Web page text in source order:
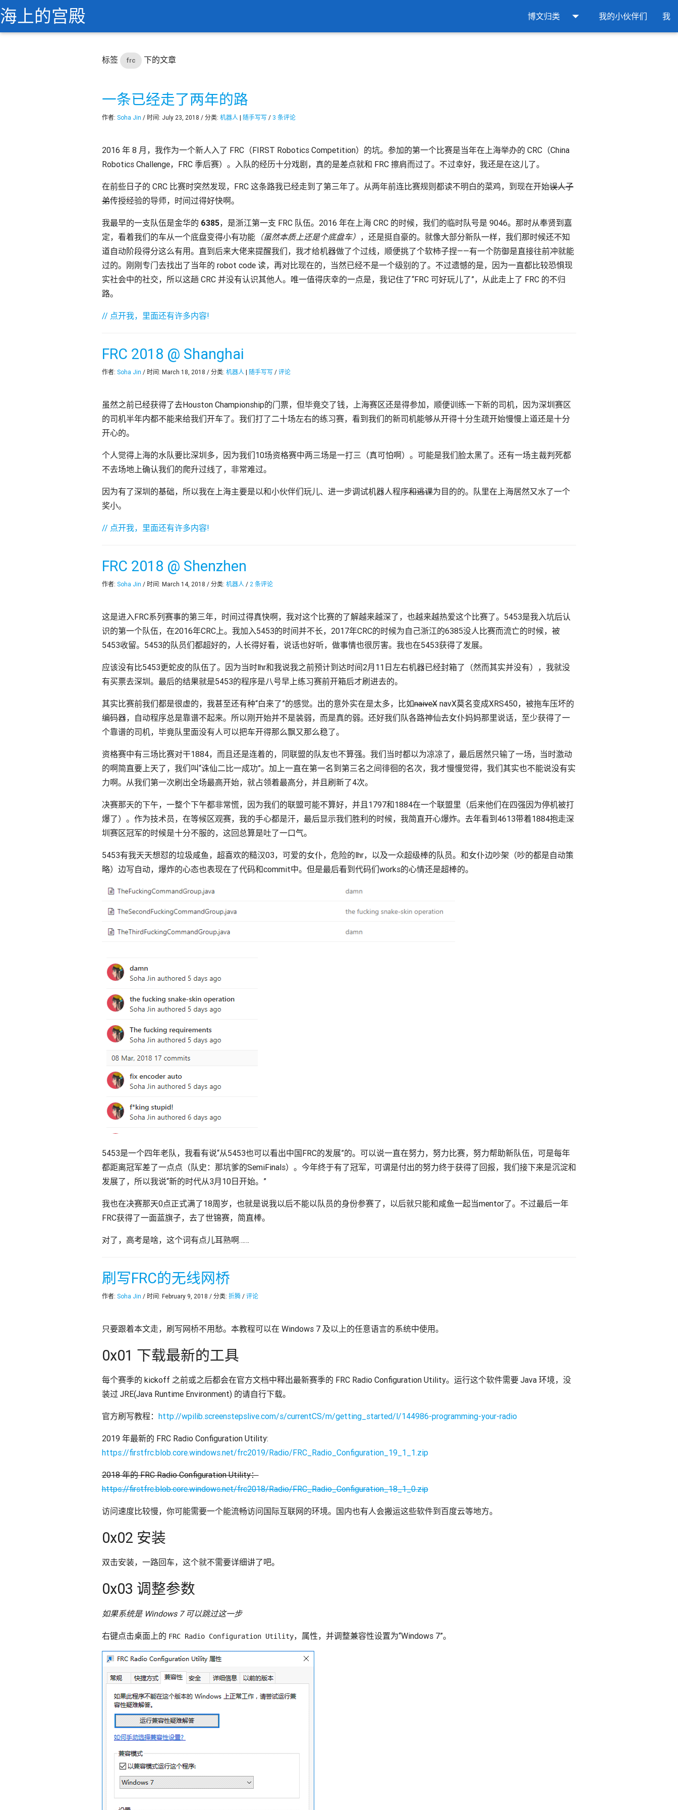
海上的宫殿 博文归类 arrow_drop_down 我的小伙伴们 我
标签 frc 下的文章
一条已经走了两年的路
作者: Soha Jin / 时间: July 23, 2018 / 分类: 机器人| 随手写写 / 3 条评论
2016 年 8 月，我作为一个新人入了 FRC（FIRST Robotics Competition）的坑。参加的第一个比赛是当年在上海举办的 CRC（China
Robotics Challenge，FRC 季后赛）。入队的经历十分戏剧，真的是差点就和 FRC 擦肩而过了。不过幸好，我还是在这儿了。
在前些日子的 CRC 比赛时突然发现，FRC 这条路我已经走到了第三年了。从两年前连比赛规则都读不明白的菜鸡，到现在开始误人子
弟传授经验的导师，时间过得好快啊。
我最早的一支队伍是金华的 6385，是浙江第一支 FRC 队伍。2016 年在上海 CRC 的时候，我们的临时队号是 9046。那时从奉贤到嘉
定，看着我们的车从一个底盘变得小有功能（虽然本质上还是个底盘车） ，还是挺自豪的。就像大部分新队一样，我们那时候还不知
道自动阶段得分这么有用。直到后来大佬来提醒我们，我才给机器做了个过线，顺便挑了个软柿子捏——有一个防御是直接往前冲就能
过的。刚刚专门去找出了当年的 robot code 读，再对比现在的，当然已经不是一个级别的了。不过遗憾的是，因为一直都比较恐惧现
实社会中的社交，所以这趟 CRC 并没有认识其他人。唯一值得庆幸的一点是，我记住了“FRC 可好玩儿了”，从此走上了 FRC 的不归
路。
// 点开我，里面还有许多内容!
FRC 2018 @ Shanghai
作者: Soha Jin / 时间: March 18, 2018 / 分类: 机器人| 随手写写 / 评论
虽然之前已经获得了去Houston Championship的门票，但毕竟交了钱，上海赛区还是得参加，顺便训练一下新的司机，因为深圳赛区
的司机半年内都不能来给我们开车了。我们打了二十场左右的练习赛，看到我们的新司机能够从开得十分生疏开始慢慢上道还是十分
开心的。
个人觉得上海的水队要比深圳多，因为我们10场资格赛中两三场是一打三（真可怕啊）。可能是我们脸太黑了。还有一场主裁判死都
不去场地上确认我们的爬升过线了，非常难过。
因为有了深圳的基础，所以我在上海主要是以和小伙伴们玩儿、进一步调试机器人程序和逃课为目的的。队里在上海居然又水了一个
奖小。
// 点开我，里面还有许多内容!
FRC 2018 @ Shenzhen
作者: Soha Jin / 时间: March 14, 2018 / 分类: 机器人/ 2 条评论
这是进入FRC系列赛事的第三年，时间过得真快啊，我对这个比赛的了解越来越深了，也越来越热爱这个比赛了。5453是我入坑后认
识的第一个队伍，在2016年CRC上。我加入5453的时间并不长，2017年CRC的时候为自己浙江的6385没人比赛而流亡的时候，被
5453收留。5453的队员们都超好的，人长得好看，说话也好听，做事情也很厉害。我也在5453获得了发展。
应该没有比5453更蛇皮的队伍了。因为当时lhr和我说我之前预计到达时间2月11日左右机器已经封箱了（然而其实并没有），我就没
有买票去深圳。最后的结果就是5453的程序是八号早上练习赛前开箱后才刷进去的。
其实比赛前我们都是很虚的，我甚至还有种“白来了”的感觉。出的意外实在是太多，比如naiveXnavX莫名变成XRS450，被拖车压坏的
编码器，自动程序总是靠谱不起来。所以刚开始并不是装弱，而是真的弱。还好我们队各路神仙去女仆妈妈那里说话，至少获得了一
个靠谱的司机，毕竟队里面没有人可以把车开得那么飘又那么稳了。
资格赛中有三场比赛对干1884，而且还是连着的，同联盟的队友也不算强。我们当时都以为凉凉了，最后居然只输了一场，当时激动
的啊简直要上天了，我们叫“诛仙二比一成功”。加上一直在第一名到第三名之间徘徊的名次，我才慢慢觉得，我们其实也不能说没有实
力啊。从我们第一次刷出全场最高开始，就占领着最高分，并且刷新了4次。
决赛那天的下午，一整个下午都非常慌，因为我们的联盟可能不算好，并且1797和1884在一个联盟里（后来他们在四强因为停机被打
爆了）。作为技术员，在等候区观赛，我的手心都是汗，最后显示我们胜利的时候，我简直开心爆炸。去年看到4613带着1884抱走深
圳赛区冠军的时候是十分不服的，这回总算是吐了一口气。
5453有我天天想怼的垃圾咸鱼，超喜欢的糙汉03，可爱的女仆，危险的lhr，以及一众超级棒的队员。和女仆边吵架（吵的都是自动策
略）边写自动，爆炸的心态也表现在了代码和commit中。但是最后看到代码们works的心情还是超棒的。
5453是一个四年老队，我看有说“从5453也可以看出中国FRC的发展”的。可以说一直在努力，努力比赛，努力帮助新队伍，可是每年
都距离冠军差了一点点（队史：那坑爹的SemiFinals）。今年终于有了冠军，可谓是付出的努力终于获得了回报，我们接下来是沉淀和
发展了，所以我说“新的时代从3月10日开始。”
我也在决赛那天0点正式满了18周岁，也就是说我以后不能以队员的身份参赛了，以后就只能和咸鱼一起当mentor了。不过最后一年
FRC获得了一面蓝旗子，去了世锦赛，简直棒。
对了，高考是啥，这个词有点儿耳熟啊……
刷写FRC的无线网桥
作者: Soha Jin / 时间: February 9, 2018 / 分类: 折腾/ 评论
只要跟着本文走，刷写网桥不用愁。本教程可以在 Windows 7 及以上的任意语言的系统中使用。
0x01 下载最新的工具
每个赛季的 kickoff 之前或之后都会在官方文档中释出最新赛季的 FRC Radio Configuration Utility。运行这个软件需要 Java 环境，没
装过 JRE(Java Runtime Environment) 的请自行下载。
官方刷写教程： http://wpilib.screenstepslive.com/s/currentCS/m/getting_started/l/144986-programming-your-radio
2019 年最新的 FRC Radio Configuration Utility:
https://firstfrc.blob.core.windows.net/frc2019/Radio/FRC_Radio_Configuration_19_1_1.zip
2018 年的 FRC Radio Configuration Utility：
https://firstfrc.blob.core.windows.net/frc2018/Radio/FRC_Radio_Configuration_18_1_0.zip
访问速度比较慢，你可能需要一个能流畅访问国际互联网的环境。国内也有人会搬运这些软件到百度云等地方。
0x02 安装
双击安装，一路回车，这个就不需要详细讲了吧。
0x03 调整参数
如果系统是 Windows 7 可以跳过这一步
右键点击桌面上的 FRC Radio Configuration Utility，属性，并调整兼容性设置为“Windows 7”。